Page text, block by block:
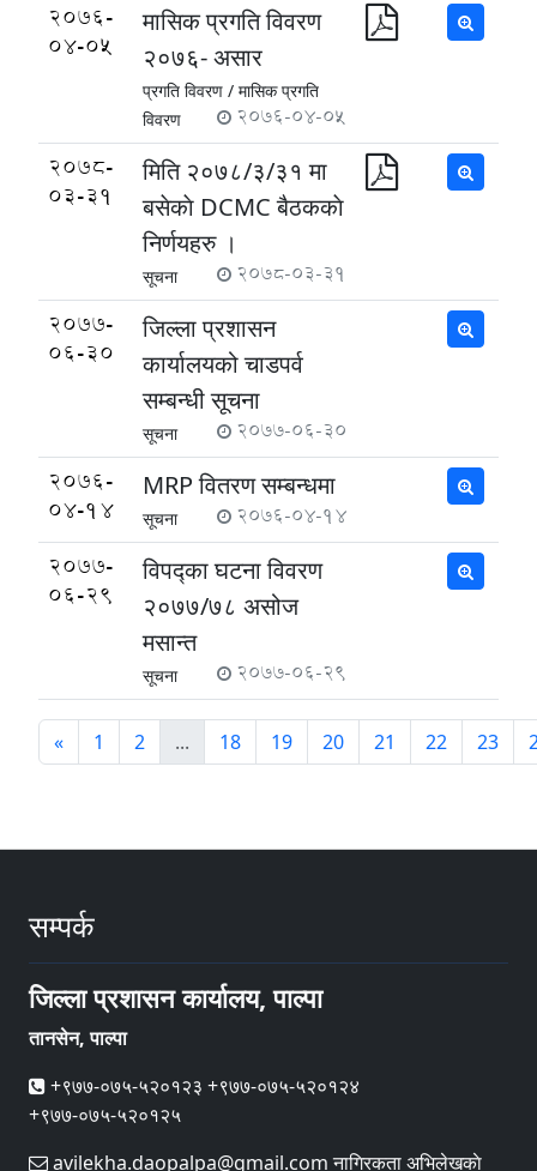
2076-
04-05
मासिक प्रगति विवरण
२०७६- असार
प्रगति विवरण / मासिक प्रगति
विवरण
2076-04-05
2078-
03-31
मिति २०७८/३/३१ मा
बसेकाे DCMC बैठककाे
निर्णयहरु ।
सूचना 2078-03-31
2077-
06-30
जिल्ला प्रशासन
कार्यालयको चाडपर्व
सम्बन्धी सूचना
सूचना 2077-06-30
2076-
04-14
MRP वितरण सम्बन्धमा
सूचना 2076-04-14
2077-
06-29
विपद्का घटना विवरण
२०७७/७८ असोज
मसान्त
सूचना 2077-06-29
« 1 2 ... 18 19 20 21 22 23
सम्पर्क
जिल्ला प्रशासन कार्यालय, पाल्पा
तानसेन, पाल्पा
+९७७-०७५-५२०१२३ +९७७-०७५-५२०१२४
+९७७-०७५-५२०१२५
avilekha.daopalpa@gmail.com नागिरकता अभिलेखकाे